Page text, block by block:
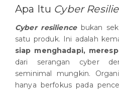
Apa Itu Cyber
Cyber resiliencebukan
satu produk. Ini adalah
siap menghadapi,
dari serangan cyber
seminimal mungkin.
hanya berfokus pada